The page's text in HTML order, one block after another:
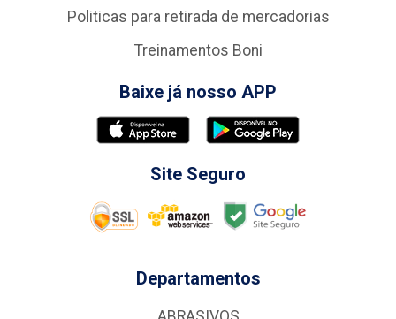
Politicas para retirada de mercadorias
Treinamentos Boni
Baixe já nosso APP
Site Seguro
Departamentos